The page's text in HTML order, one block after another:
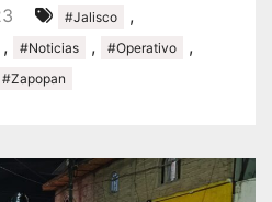
#Jalisco ,
, #Noticias , #Operativo ,
#Zapopan